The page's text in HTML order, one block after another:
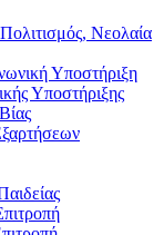
Νεολαία
Υποστήριξη
Υποστήριξης